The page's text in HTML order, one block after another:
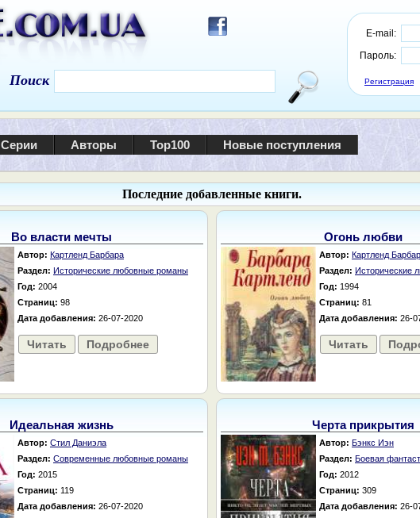
E-mail:
Пароль:
Регистрация
Поиск
Серии Авторы Top100 Новые поступления
Последние добавленные книги.
Во власти мечты
Автор: Картленд Барбара
Раздел: Исторические любовные романы
Год: 2004
Страниц: 98
Дата добавления: 26-07-2020
Читать Подробнее
Огонь любви
Автор: Картленд
Раздел: Исторические
Год: 1994
Страниц: 81
Дата добавления: 26-
Читать
Идеальная жизнь
Автор: Стил Даниэла
Раздел: Современные любовные романы
Год: 2015
Страниц: 119
Дата добавления: 26-07-2020
Черта прикрытия
Автор: Бэнкс Иэн
Раздел: Боевая
Год: 2012
Страниц: 309
Дата добавления: 26-